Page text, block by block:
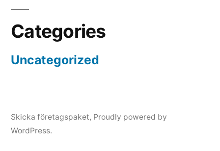
Categories
Uncategorized
Skicka företagspaket, Proudly powered by
WordPress.